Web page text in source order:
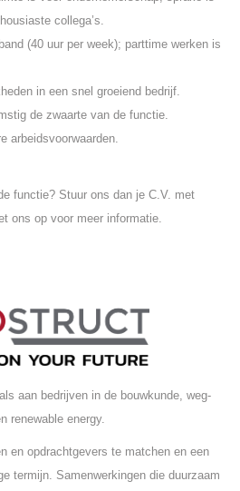
collega’s.
(40 uur per week); parttime werken is
in een snel groeiend bedrijf.
de zwaarte van de functie.
arbeidsvoorwaarden.
functie? Stuur ons dan je C.V. met
ons op voor meer informatie.
aan bedrijven in de bouwkunde, weg-
renewable energy.
en opdrachtgevers te matchen en een
termijn. Samenwerkingen die duurzaam